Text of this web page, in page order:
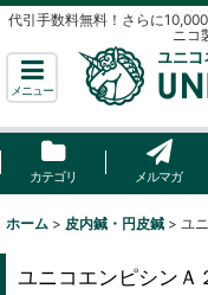
代引手数料無料！さらに
ニコ
メニュー
カテゴリ メルマガ
ホーム > 皮内鍼・円皮鍼 > ユ
ユニコエンピシンＡ